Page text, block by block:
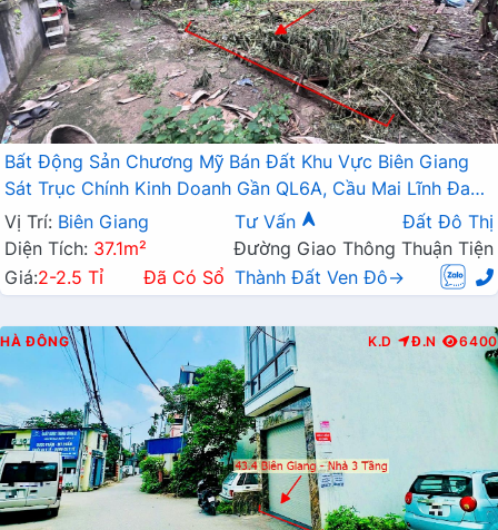
Bất Động Sản Chương Mỹ Bán Đất Khu Vực Biên Giang
Sát Trục Chính Kinh Doanh Gần QL6A, Cầu Mai Lĩnh Đang
Mở Rộng
Vị Trí: Biên Giang Tư Vấn
Đất Đô Thị
Diện Tích: 37.1m²
Đường Giao Thông Thuận Tiện
Giá:2-2.5 Tỉ Đã Có Sổ Thành Đất Ven Đô→
HÀ ĐÔNG K.D Đ.N 6400